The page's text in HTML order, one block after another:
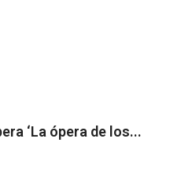
‘La ópera de los...